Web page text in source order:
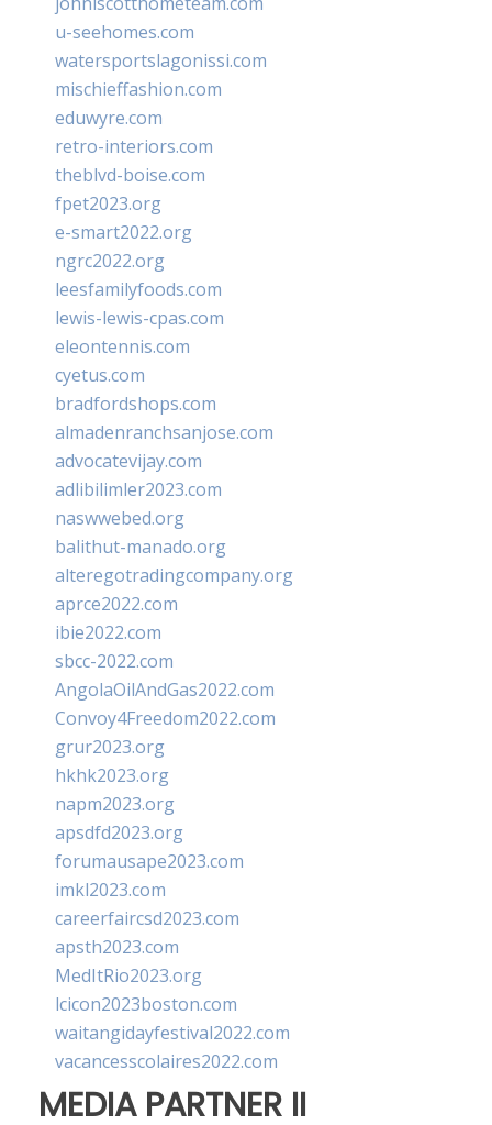
u-seehomes.com
watersportslagonissi.com
mischieffashion.com
eduwyre.com
retro-interiors.com
theblvd-boise.com
fpet2023.org
e-smart2022.org
ngrc2022.org
leesfamilyfoods.com
lewis-lewis-cpas.com
eleontennis.com
cyetus.com
bradfordshops.com
almadenranchsanjose.com
advocatevijay.com
adlibilimler2023.com
naswwebed.org
balithut-manado.org
alteregotradingcompany.org
aprce2022.com
ibie2022.com
sbcc-2022.com
AngolaOilAndGas2022.com
Convoy4Freedom2022.com
grur2023.org
hkhk2023.org
napm2023.org
apsdfd2023.org
forumausape2023.com
imkl2023.com
careerfaircsd2023.com
apsth2023.com
MedItRio2023.org
lcicon2023boston.com
waitangidayfestival2022.com
vacancesscolaires2022.com
MEDIA PARTNER II